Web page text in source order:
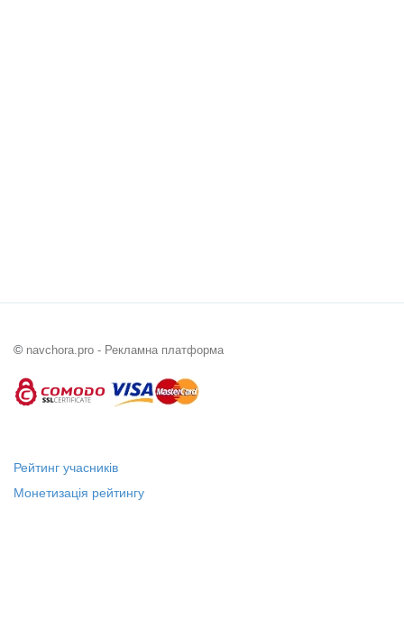
© navchora.pro - Рекламна платформа
Рейтинг учасників
Монетизація рейтингу